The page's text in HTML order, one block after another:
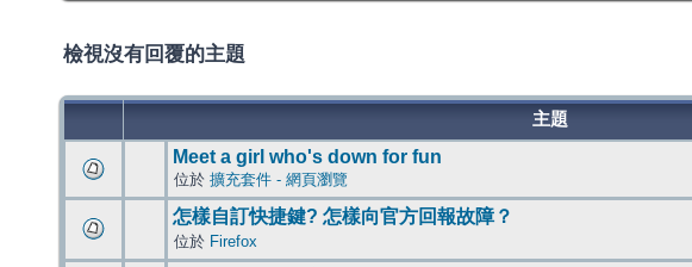
檢視沒有回覆的主題
主題
Meet a girl who's down for fun
位於 擴充套件 - 網頁瀏覽
怎樣自訂快捷鍵? 怎樣向官方回報故障？
位於 Firefox